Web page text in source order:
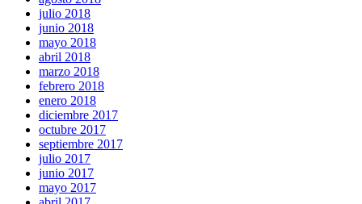
julio 2018
junio 2018
mayo 2018
abril 2018
marzo 2018
febrero 2018
enero 2018
diciembre 2017
octubre 2017
septiembre 2017
julio 2017
junio 2017
mayo 2017